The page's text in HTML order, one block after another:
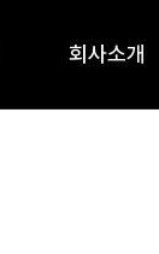
회사소개